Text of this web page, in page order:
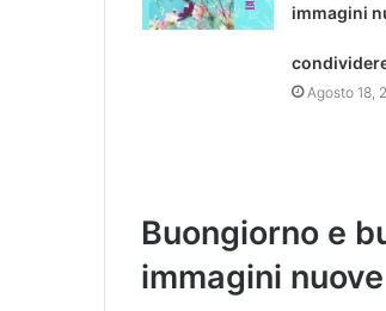
immagini
Agosto 18,
Buongiorno e
immagini